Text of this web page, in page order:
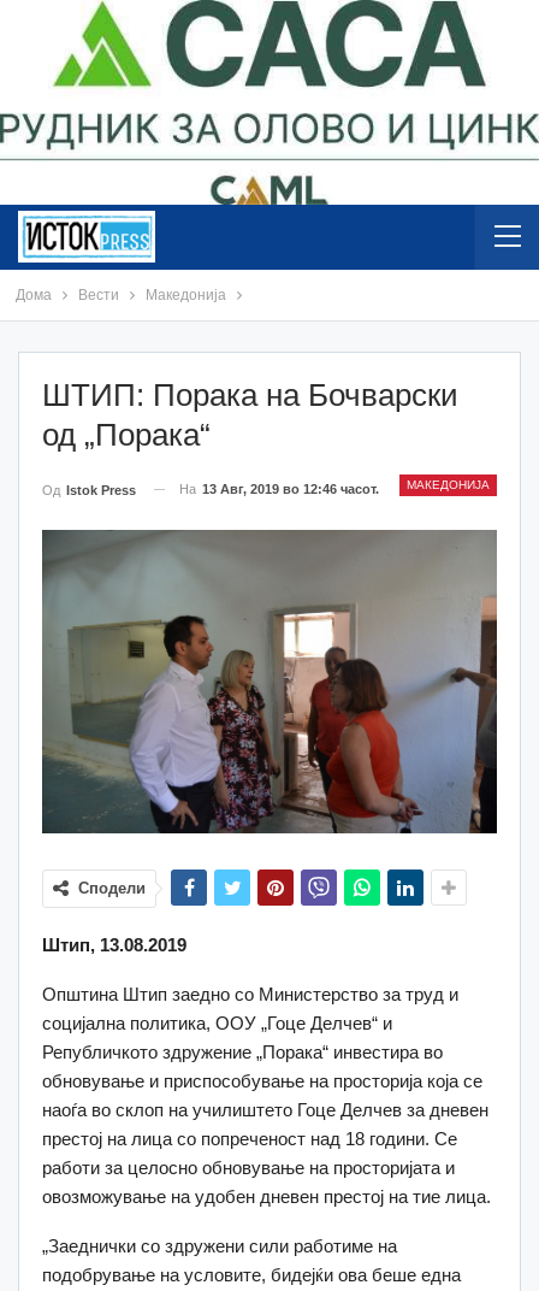
Дома Вести Македонија
ШТИП: Порака на Бочварски
од „Порака“
МАКЕДОНИЈА
Од Istok Press На 13 Авг, 2019 во 12:46 часот.
Сподели
Штип, 13.08.2019
Општина Штип заедно со Министерство за труд и
социјална политика, ООУ „Гоце Делчев“ и
Републичкото здружение „Порака“ инвестира во
обновување и приспособување на просторија која се
наоѓа во склоп на училиштето Гоце Делчев за дневен
престој на лица со попреченост над 18 години. Се
работи за целосно обновување на просторијата и
овозможување на удобен дневен престој на тие лица.
„Заеднички со здружени сили работиме на
подобрување на условите, бидејќи ова беше една